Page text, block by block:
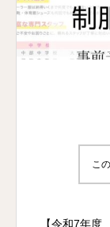
こ
【令和7年